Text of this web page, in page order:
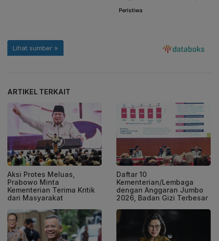
ARTIKEL TERKAIT
Aksi Protes Meluas,
Prabowo Minta
Kementerian Terima Kritik
dari Masyarakat
Daftar 10
Kementerian/Lembaga
dengan Anggaran Jumbo
2026, Badan Gizi Terbesar